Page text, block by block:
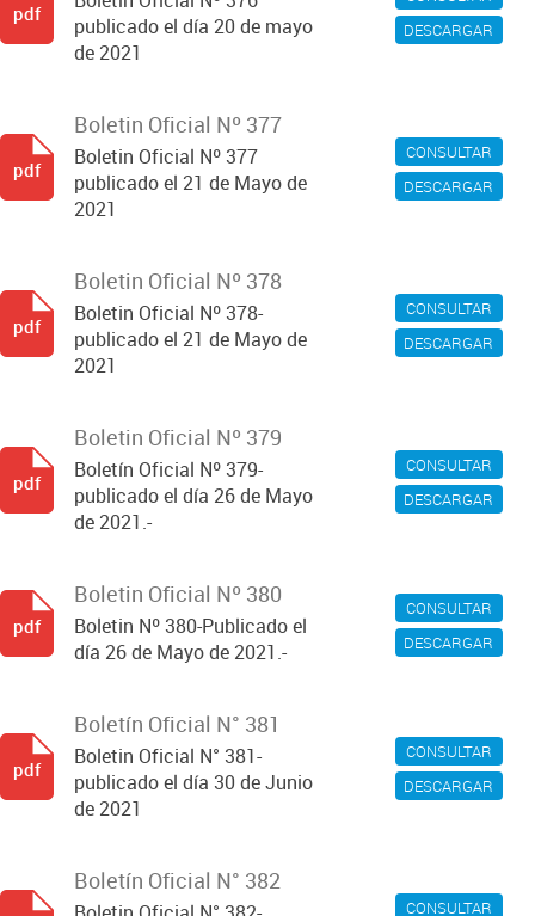
DESCARGAR
publicado el día 20 de mayo
de 2021
pdf
CONSULTAR
DESCARGAR
Boletin Oficial Nº 377
Boletin Oficial Nº 377
publicado el 21 de Mayo de
2021
pdf
CONSULTAR
DESCARGAR
Boletin Oficial Nº 378
Boletin Oficial Nº 378-
publicado el 21 de Mayo de
2021
pdf
CONSULTAR
DESCARGAR
Boletin Oficial Nº 379
Boletín Oficial Nº 379-
publicado el día 26 de Mayo
de 2021.-
pdf
CONSULTAR
DESCARGAR
Boletin Oficial Nº 380
Boletin Nº 380-Publicado el
día 26 de Mayo de 2021.-
pdf
CONSULTAR
DESCARGAR
Boletín Oficial N° 381
Boletin Oficial N° 381-
publicado el día 30 de Junio
de 2021
pdf
CONSULTAR
Boletín Oficial N° 382